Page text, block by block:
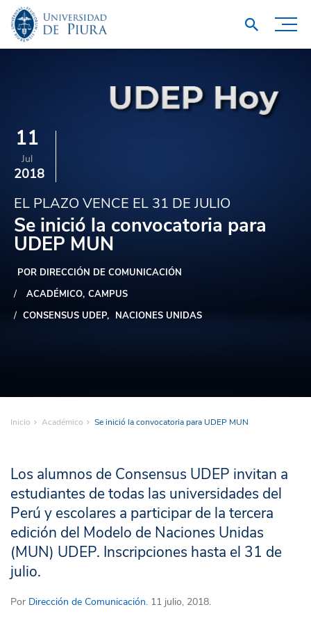
11
Jul
2018
EL PLAZO VENCE EL 31 DE JULIO
Se inició la convocatoria para
UDEP MUN
POR DIRECCIÓN DE COMUNICACIÓN
ACADÉMICO CAMPUS
CONSENSUS UDEP
NACIONES UNIDAS
Inicio Académico Se inició la convocatoria para UDEP MUN
Los alumnos de Consensus UDEP invitan a
estudiantes de todas las universidades del
Perú y escolares a participar de la tercera
edición del Modelo de Naciones Unidas
(MUN) UDEP. Inscripciones hasta el 31 de
julio.
Por Dirección de Comunicación. 11 julio, 2018.